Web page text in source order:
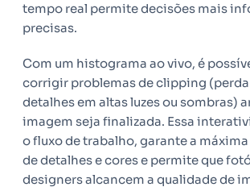
tempo real permite decisões mais
precisas.
Com um histograma ao vivo, é
corrigir problemas de clipping
detalhes em altas luzes ou sombras)
imagem seja finalizada. Essa
o fluxo de trabalho, garante a
de detalhes e cores e permite que
designers alcancem a qualidade de